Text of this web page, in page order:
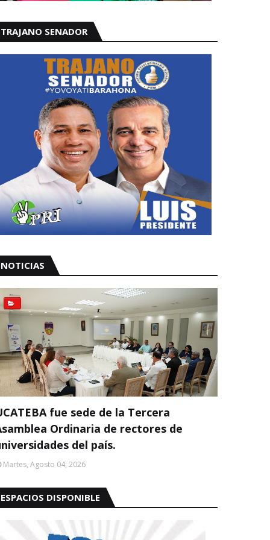
TRAJANO SENADOR
NOTICIAS
fue sede de la Tercera
Ordinaria de rectores de
del país.
Martes, Agosto 04, 2026
ESPACIOS DISPONIBLE